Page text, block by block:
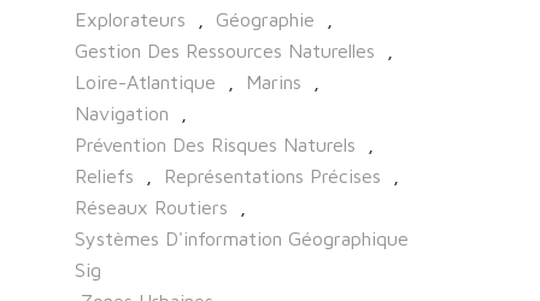
Explorateurs
Géographie
Gestion Des Ressources Naturelles
Loire-Atlantique
Marins
Navigation
Prévention Des Risques Naturels
Reliefs
Représentations Précises
Réseaux Routiers
Systèmes D'information Géographique
Sig